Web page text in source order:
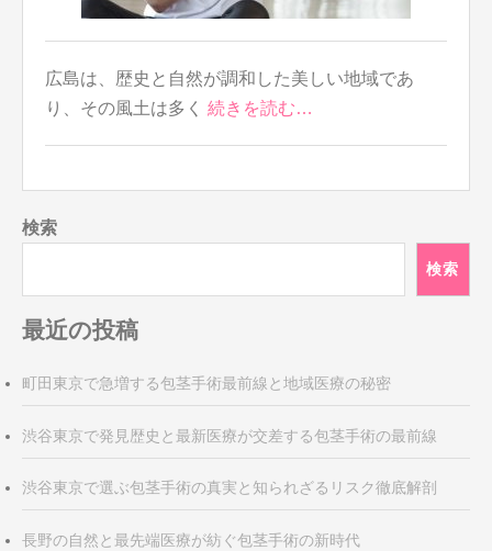
広島は、歴史と自然が調和した美しい地域であ
り、その風土は多く 続きを読む…
検索
検索
最近の投稿
町田東京で急増する包茎手術最前線と地域医療の秘密
渋谷東京で発見歴史と最新医療が交差する包茎手術の最前線
渋谷東京で選ぶ包茎手術の真実と知られざるリスク徹底解剖
長野の自然と最先端医療が紡ぐ包茎手術の新時代